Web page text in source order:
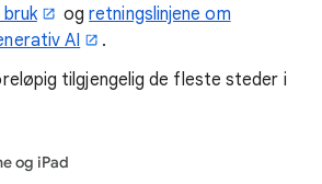
ogretningslinjene om
AI
.
tilgjengelig de fleste steder i
og iPad